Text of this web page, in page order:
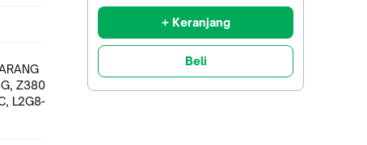
+ Keranjang
Beli
Z380
L2G8-